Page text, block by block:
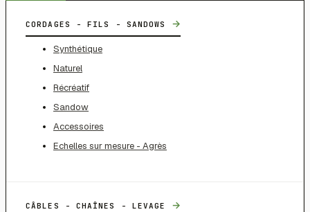
CORDAGES - FILS - SANDOWS →
Synthétique
Naturel
Récréatif
Sandow
Accessoires
Echelles sur mesure - Agrès
CÂBLES - CHAÎNES - LEVAGE →